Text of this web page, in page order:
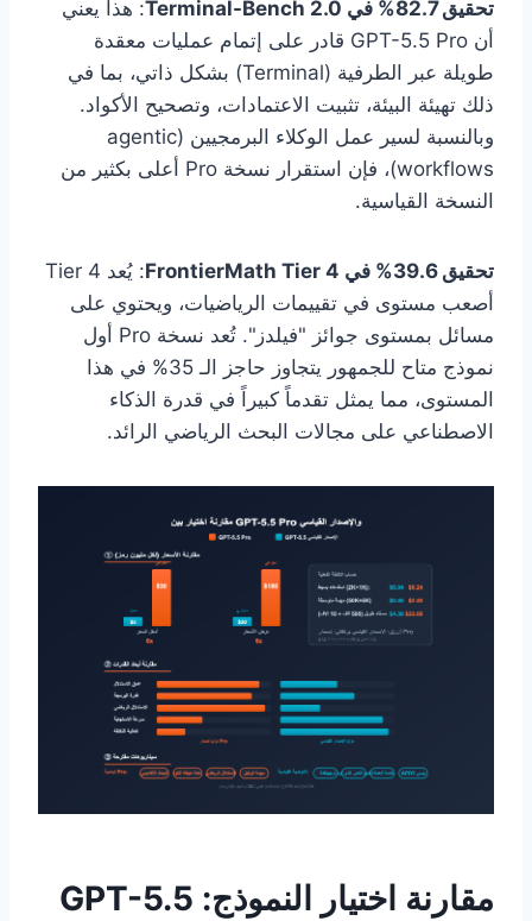
تحقيق 82.7% في Terminal-Bench 2.0
: هذا يعني
أن GPT-5.5 Pro قادر على إتمام عمليات معقدة
طويلة عبر الطرفية (Terminal) بشكل ذاتي، بما في
ذلك تهيئة البيئة، تثبيت الاعتمادات، وتصحيح الأكواد.
وبالنسبة لسير عمل الوكلاء البرمجيين (agentic
workflows)، فإن استقرار نسخة Pro أعلى بكثير من
النسخة القياسية.
تحقيق 39.6% في FrontierMath Tier 4
: يُعد Tier 4
أصعب مستوى في تقييمات الرياضيات، ويحتوي على
مسائل بمستوى جوائز "فيلدز". تُعد نسخة Pro أول
نموذج متاح للجمهور يتجاوز حاجز الـ 35% في هذا
المستوى، مما يمثل تقدماً كبيراً في قدرة الذكاء
الاصطناعي على مجالات البحث الرياضي الرائد.
مقارنة اختيار النموذج: GPT-5.5